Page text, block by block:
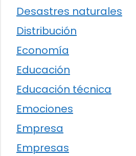
Desastres naturales
Distribución
Economía
Educación
Educación técnica
Emociones
Empresa
Empresas